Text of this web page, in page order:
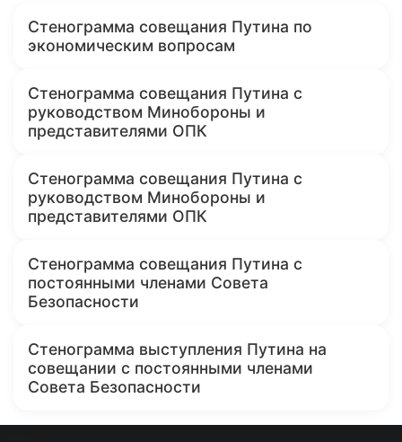
Стенограмма совещания Путина по
экономическим вопросам
Стенограмма совещания Путина с
руководством Минобороны и
представителями ОПК
Стенограмма совещания Путина с
руководством Минобороны и
представителями ОПК
Стенограмма совещания Путина с
постоянными членами Совета
Безопасности
Стенограмма выступления Путина на
совещании с постоянными членами
Совета Безопасности